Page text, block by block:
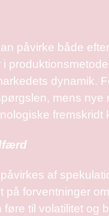
påvirke både
dynamik.
mens
af
forventninger
til volatilitet og